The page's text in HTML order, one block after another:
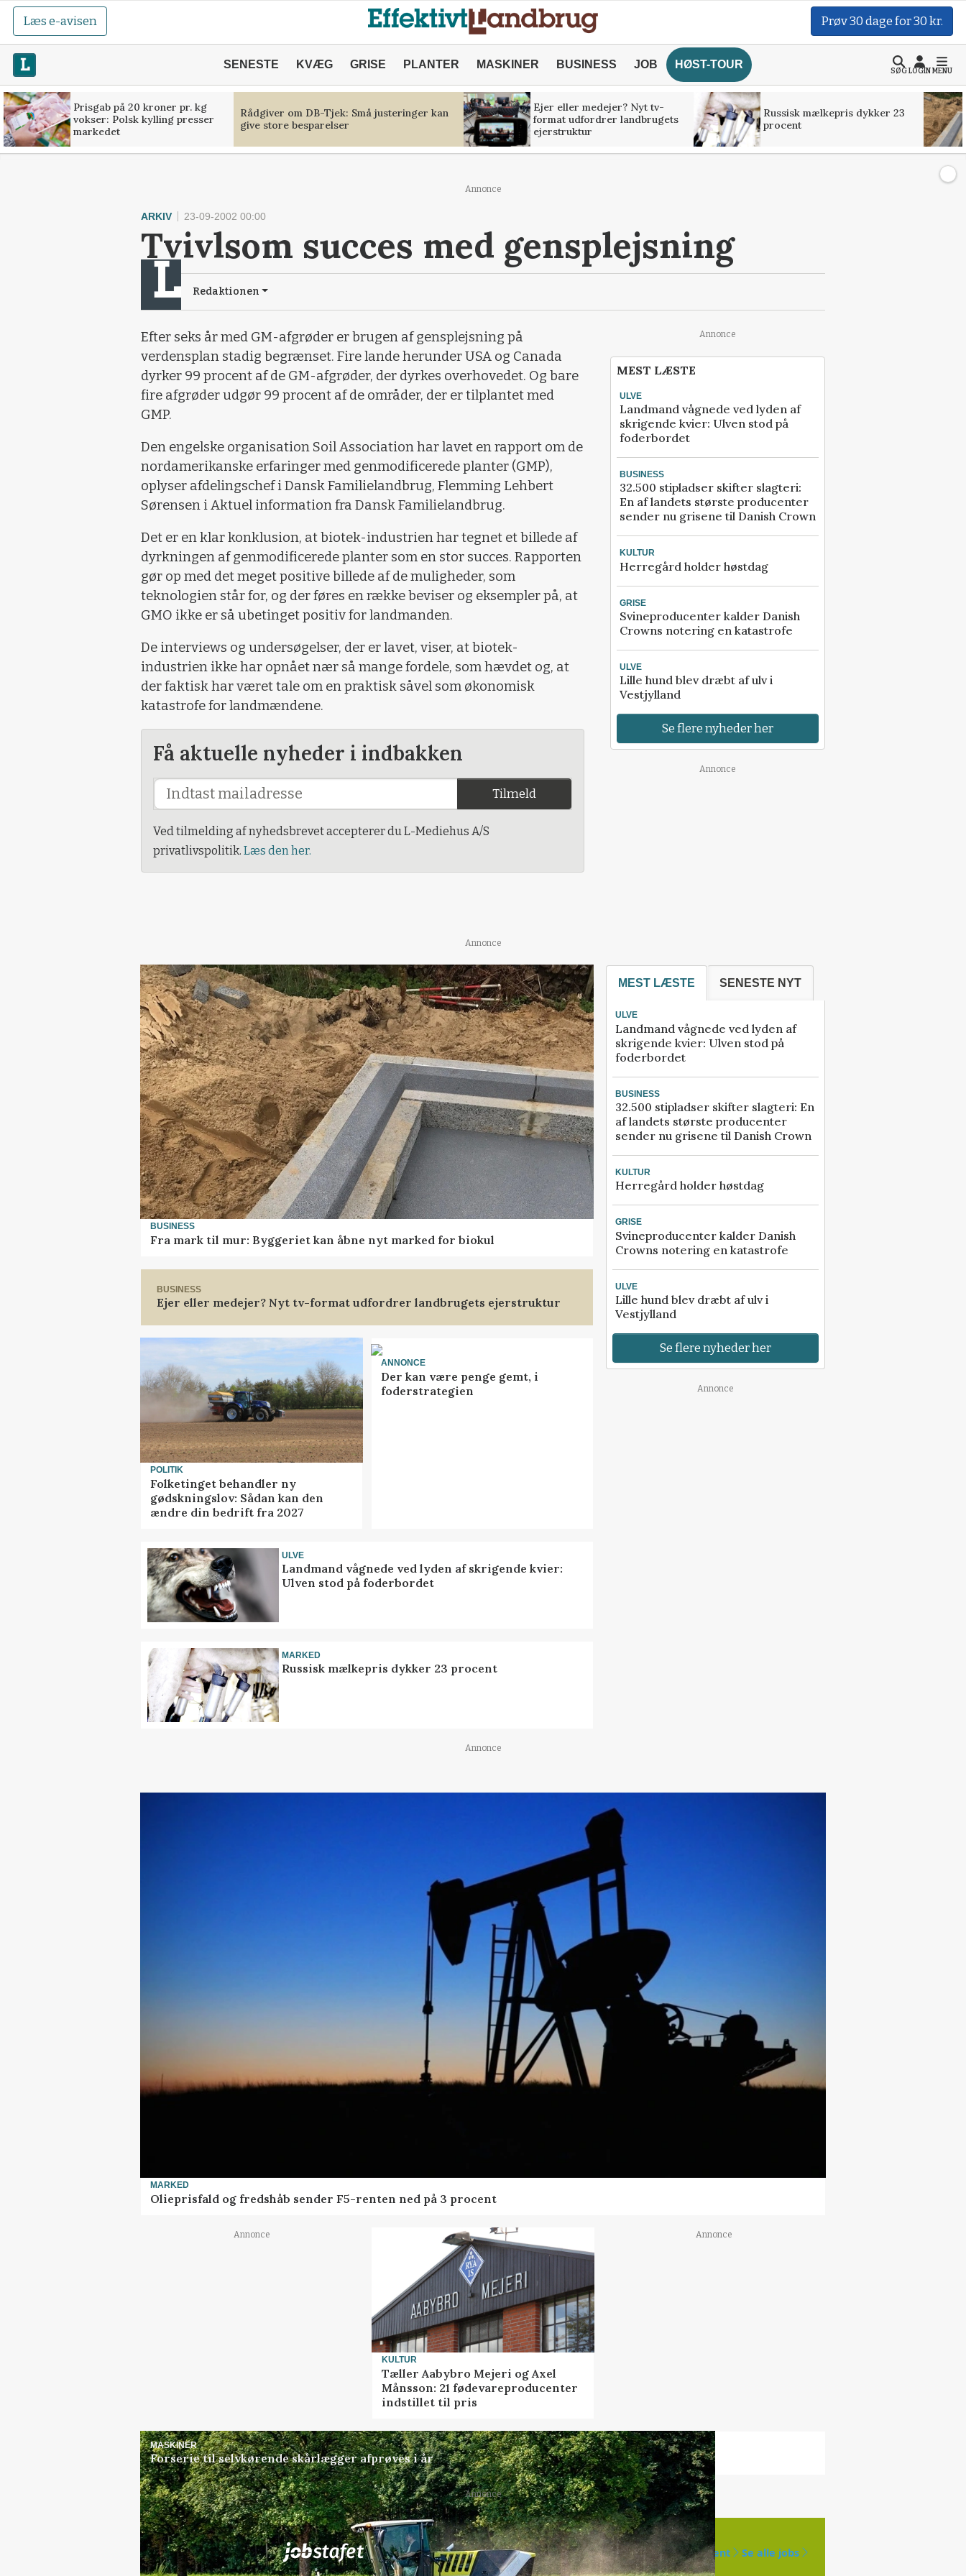
Læs e-avisen Prøv 30 dage for 30 kr.
SENESTE KVÆG GRISE PLANTER MASKINER BUSINESS JOB HØST-TOUR
SØGLOGINMENU
Prisgab på 20 kroner pr. kg
vokser: Polsk kylling presser
markedet
Rådgiver om DB-Tjek: Små justeringer kan
give store besparelser
Ejer eller medejer? Nyt tv-
format udfordrer landbrugets
ejerstruktur
Russisk mælkepris dykker 23
procent
Annonce
ARKIV 23-09-2002 00:00
Tvivlsom succes med gensplejsning
Redaktionen
Efter seks år med GM-afgrøder er brugen af gensplejsning på
verdensplan stadig begrænset. Fire lande herunder USA og Canada
dyrker 99 procent af de GM-afgrøder, der dyrkes overhovedet. Og bare
fire afgrøder udgør 99 procent af de områder, der er tilplantet med
GMP.
Den engelske organisation Soil Association har lavet en rapport om de
nordamerikanske erfaringer med genmodificerede planter (GMP),
oplyser afdelingschef i Dansk Familielandbrug, Flemming Lehbert
Sørensen i Aktuel information fra Dansk Familielandbrug.
Det er en klar konklusion, at biotek-industrien har tegnet et billede af
dyrkningen af genmodificerede planter som en stor succes. Rapporten
gør op med det meget positive billede af de muligheder, som
teknologien står for, og der føres en række beviser og eksempler på, at
GMO ikke er så ubetinget positiv for landmanden.
De interviews og undersøgelser, der er lavet, viser, at biotek-
industrien ikke har opnået nær så mange fordele, som hævdet og, at
der faktisk har været tale om en praktisk såvel som økonomisk
katastrofe for landmændene.
Få aktuelle nyheder i indbakken
Tilmeld
Ved tilmelding af nyhedsbrevet accepterer du L-Mediehus A/S
privatlivspolitik. Læs den her.
Annonce
MEST LÆSTE
ULVE
Landmand vågnede ved lyden af
skrigende kvier: Ulven stod på
foderbordet
BUSINESS
32.500 stipladser skifter slagteri:
En af landets største producenter
sender nu grisene til Danish Crown
KULTUR
Herregård holder høstdag
GRISE
Svineproducenter kalder Danish
Crowns notering en katastrofe
ULVE
Lille hund blev dræbt af ulv i
Vestjylland
Se flere nyheder her
Annonce
Annonce
BUSINESS
Fra mark til mur: Byggeriet kan åbne nyt marked for biokul
BUSINESS
Ejer eller medejer? Nyt tv-format udfordrer landbrugets ejerstruktur
POLITIK
Folketinget behandler ny
gødskningslov: Sådan kan den
ændre din bedrift fra 2027
ANNONCE
Der kan være penge gemt, i
foderstrategien
ULVE
Landmand vågnede ved lyden af skrigende kvier:
Ulven stod på foderbordet
MARKED
Russisk mælkepris dykker 23 procent
MEST LÆSTE SENESTE NYT
ULVE
Landmand vågnede ved lyden af
skrigende kvier: Ulven stod på
foderbordet
BUSINESS
32.500 stipladser skifter slagteri: En
af landets største producenter
sender nu grisene til Danish Crown
KULTUR
Herregård holder høstdag
GRISE
Svineproducenter kalder Danish
Crowns notering en katastrofe
ULVE
Lille hund blev dræbt af ulv i
Vestjylland
Se flere nyheder her
Annonce
Annonce
MARKED
Olieprisfald og fredshåb sender F5-renten ned på 3 procent
Annonce
KULTUR
Tæller Aabybro Mejeri og Axel
Månsson: 21 fødevareproducenter
indstillet til pris
Annonce
MASKINER
Forserie til selvkørende skårlægger afprøves i år
Annonce
Jobsi samarbejde med 77ledige stillinger Opret agent Se alle jobs